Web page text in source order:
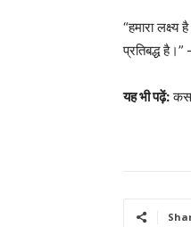
“हमारा
प्रतिबद्ध
यह भी पढ़ें: